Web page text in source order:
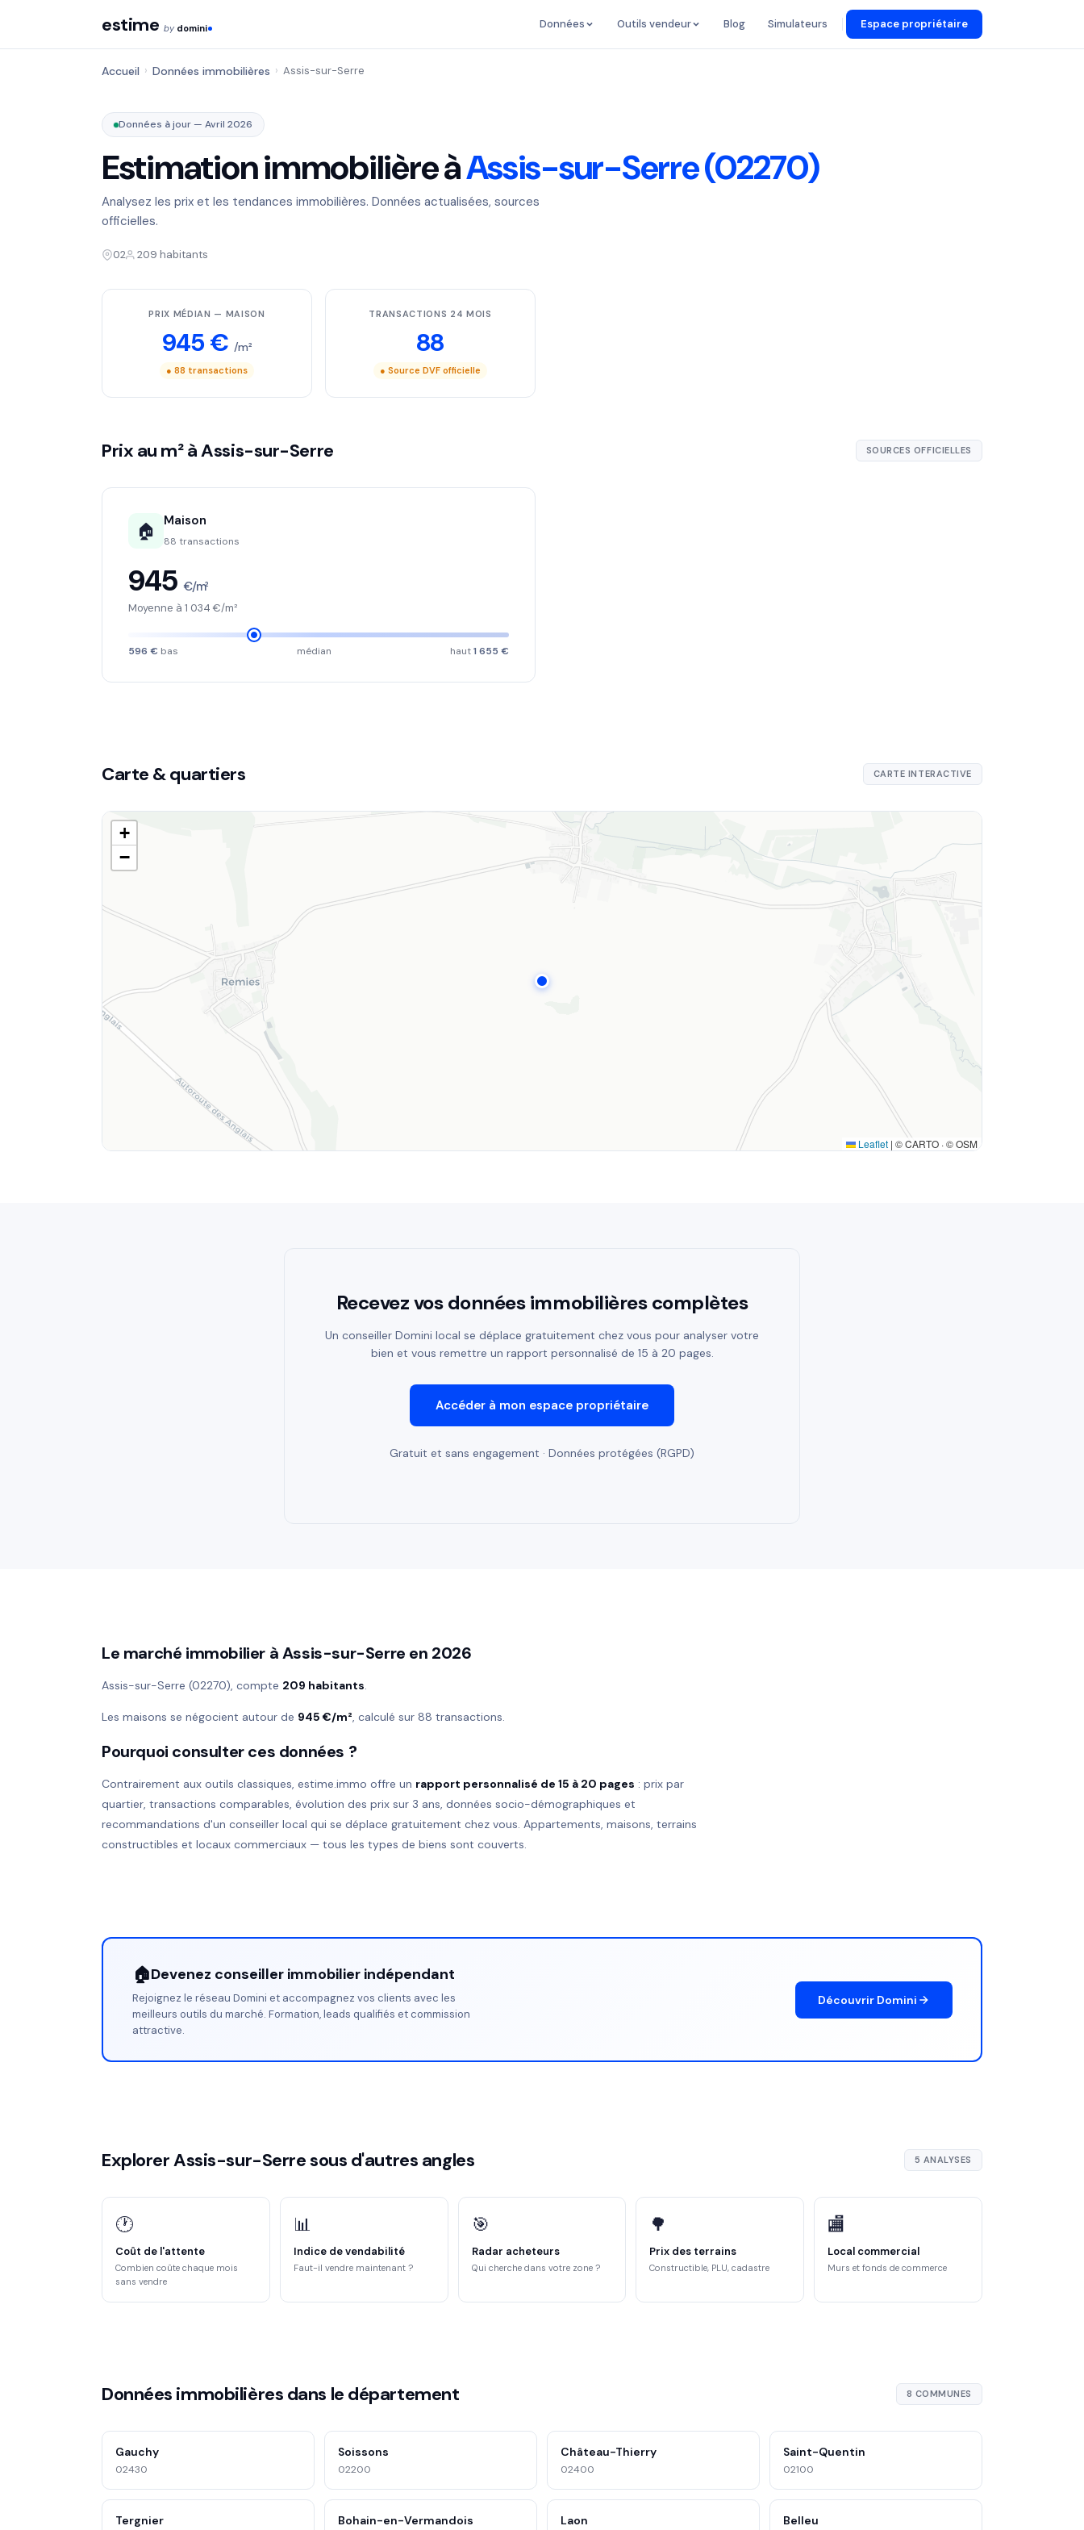
estime by domini Données Outils vendeur Blog Simulateurs Espace propriétaire
Accueil › Données immobilières › Assis-sur-Serre
Données à jour — Avril 2026
Estimation immobilière àAssis-sur-Serre (02270)
Analysez les prix et les tendances immobilières. Données actualisées, sources
officielles.
02 209 habitants
PRIX MÉDIAN — MAISON
945 €/m²
● 88 transactions
TRANSACTIONS 24 MOIS
88
● Source DVF officielle
Prix au m² à Assis-sur-Serre SOURCES OFFICIELLES
🏠 Maison
88 transactions
945 €/m²
Moyenne à 1 034 €/m²
596 € bas médian haut1 655 €
Carte & quartiers CARTE INTERACTIVE
+
−
Leaflet | © CARTO · © OSM
Recevez vos données immobilières complètes
Un conseiller Domini local se déplace gratuitement chez vous pour analyser votre
bien et vous remettre un rapport personnalisé de 15 à 20 pages.
Accéder à mon espace propriétaire
Gratuit et sans engagement · Données protégées (RGPD)
Le marché immobilier à Assis-sur-Serre en 2026
Assis-sur-Serre (02270), compte 209 habitants.
Les maisons se négocient autour de 945 €/m², calculé sur 88 transactions.
Pourquoi consulter ces données ?
Contrairement aux outils classiques, estime.immo offre un rapport personnalisé de 15 à 20 pages : prix par
quartier, transactions comparables, évolution des prix sur 3 ans, données socio-démographiques et
recommandations d'un conseiller local qui se déplace gratuitement chez vous. Appartements, maisons, terrains
constructibles et locaux commerciaux — tous les types de biens sont couverts.
🏠Devenez conseiller immobilier indépendant
Rejoignez le réseau Domini et accompagnez vos clients avec les
meilleurs outils du marché. Formation, leads qualifiés et commission
attractive.
Découvrir Domini
Explorer Assis-sur-Serre sous d'autres angles 5 ANALYSES
🕐
Coût de l'attente
Combien coûte chaque mois
sans vendre
📊
Indice de vendabilité
Faut-il vendre maintenant ?
🎯
Radar acheteurs
Qui cherche dans votre zone ?
🌳
Prix des terrains
Constructible, PLU, cadastre
🏬
Local commercial
Murs et fonds de commerce
Données immobilières dans le département 8 COMMUNES
Gauchy
02430
Soissons
02200
Château-Thierry
02400
Saint-Quentin
02100
Tergnier Bohain-en-Vermandois Laon Belleu